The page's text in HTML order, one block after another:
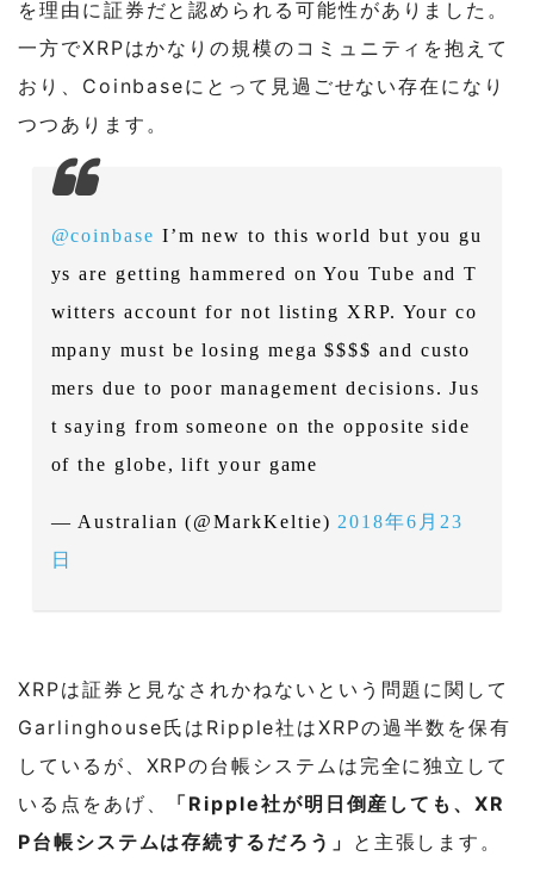
を理由に証券だと認められる可能性がありました。
一方でXRPはかなりの規模のコミュニティを抱えて
おり、Coinbaseにとって見過ごせない存在になり
つつあります。
@coinbase I’m new to this world but you gu
ys are getting hammered on You Tube and T
witters account for not listing XRP. Your co
mpany must be losing mega $$$$ and custo
mers due to poor management decisions. Jus
t saying from someone on the opposite side
of the globe, lift your game
— Australian (@MarkKeltie) 2018年6月23
日
XRPは証券と見なされかねないという問題に関して
Garlinghouse氏はRipple社はXRPの過半数を保有
しているが、XRPの台帳システムは完全に独立して
いる点をあげ、
「Ripple社が明日倒産しても、XR
P台帳システムは存続するだろう」 と主張します。